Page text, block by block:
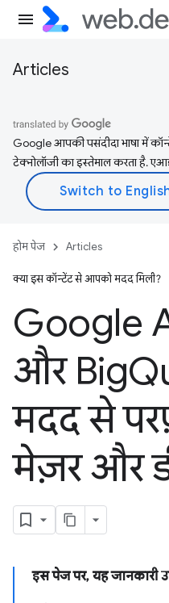
Articles
Google आपकी पसंदीदा भाषा में
टेक्नोलॉजी का इस्तेमाल करता है.
होम पेज Articles
क्या इस कॉन्टेंट से आपको मदद मिली?
Google
और Big
मदद से
मेज़र और
इस पेज पर, यह जानकारी